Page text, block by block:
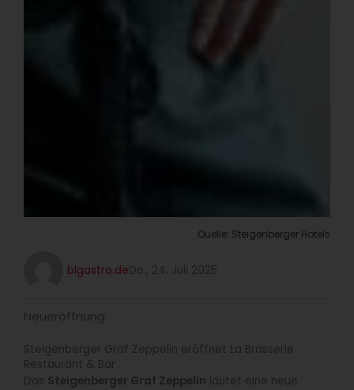
Quelle: Steigenberger Hotels
blgastro.deDo., 24. Juli 2025
Neueröffnung
Steigenberger Graf Zeppelin eröffnet La Brasserie
Restaurant & Bar
Das Steigenberger Graf Zeppelin läutet eine neue